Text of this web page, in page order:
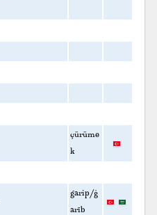
çürüme
k
garip/ġ
arīb